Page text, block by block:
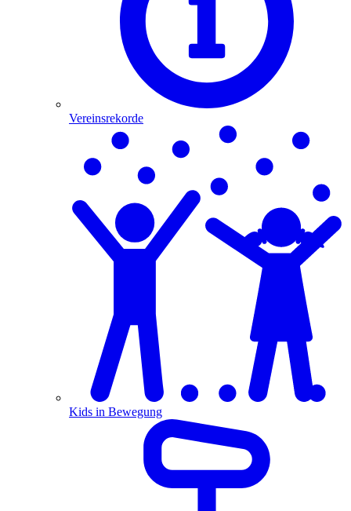
Vereinsrekorde
Kids in Bewegung